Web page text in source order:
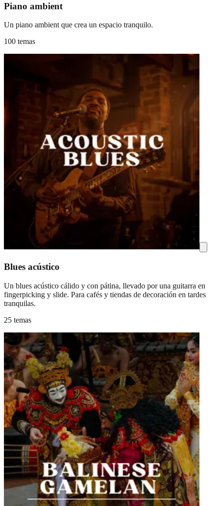
Piano ambient
Un piano ambient que crea un espacio tranquilo.
100 temas
Blues acústico
Un blues acústico cálido y con pátina, llevado por una guitarra en
fingerpicking y slide. Para cafés y tiendas de decoración en tardes
tranquilas.
25 temas